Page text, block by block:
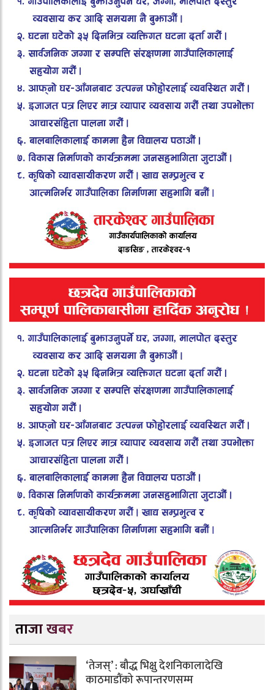
ताजा खबर
‘तेजस्’ : बौद्ध भिक्षु देशनिकालादेखि
काठमाडौंको रूपान्तरणसम्म